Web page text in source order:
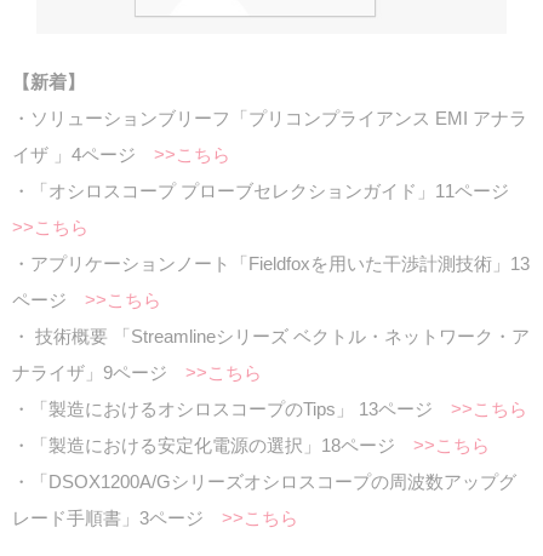
【新着】
・ソリューションブリーフ「プリコンプライアンス EMI アナラ
イザ 」4ページ >>こちら
・「オシロスコープ プローブセレクションガイド」11ページ
>>こちら
・アプリケーションノート「Fieldfoxを用いた干渉計測技術」13
ページ >>こちら
・ 技術概要 「Streamlineシリーズ ベクトル・ネットワーク・ア
ナライザ」9ページ >>こちら
・「製造におけるオシロスコープのTips」 13ページ >>こちら
・「製造における安定化電源の選択」18ページ >>こちら
・「DSOX1200A/Gシリーズオシロスコープの周波数アップグ
レード手順書」3ページ >>こちら